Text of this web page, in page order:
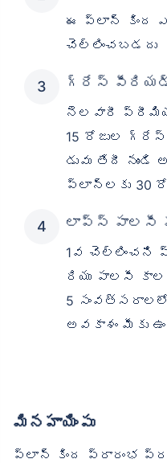
ఈ ప్లాన్ కింద
చెల్లించబడదు
గ్రేస్
నెలవారీ
15 రోజుల
డువు తేదీ
ప్లాన్‌లకు 30
లాప్స్ పాలసీ
1వ చెల్లించని
రియు పాలసీ
5
అవకాశం మీకు
మినహాయింపు
ప్లాన్ కింద ప్రారంభ